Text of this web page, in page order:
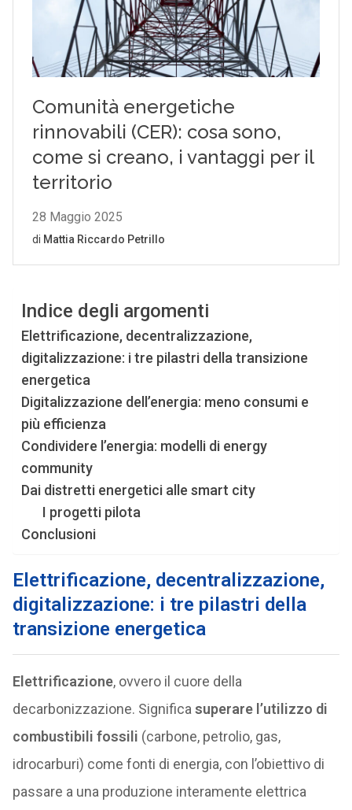
Indice degli argomenti
Elettrificazione, decentralizzazione,
digitalizzazione: i tre pilastri della transizione
energetica
Digitalizzazione dell’energia: meno consumi e
più efficienza
Condividere l’energia: modelli di energy
community
Dai distretti energetici alle smart city
I progetti pilota
Conclusioni
Elettrificazione, decentralizzazione,
digitalizzazione: i tre pilastri della
transizione energetica
Elettrificazione, ovvero il cuore della
decarbonizzazione. Significa superare l’utilizzo di
combustibili fossili (carbone, petrolio, gas,
idrocarburi) come fonti di energia, con l’obiettivo di
passare a una produzione interamente elettrica